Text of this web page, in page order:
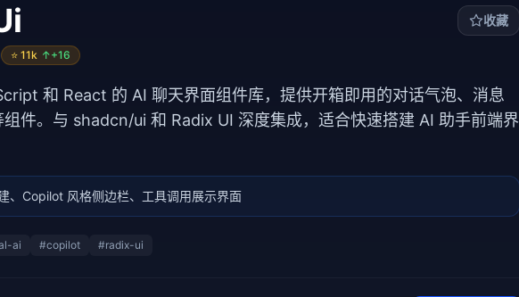
收藏
⭐ 11k ↑+16
和 React 的 AI 聊天界面组件库，提供开箱即用的对话气泡、消息
件。与 shadcn/ui 和 Radix UI 深度集成，适合快速搭建 AI 助手前端界
、Copilot 风格侧边栏、工具调用展示界面
ai #copilot #radix-ui